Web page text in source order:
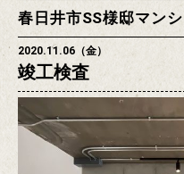
春日井市SS様邸マン
2020.11.06（金）
竣工検査